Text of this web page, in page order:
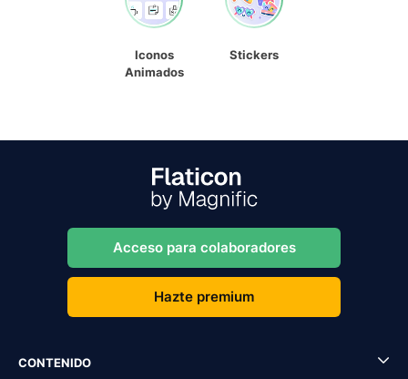
Iconos
Animados
Stickers
Acceso para colaboradores
Hazte premium
CONTENIDO